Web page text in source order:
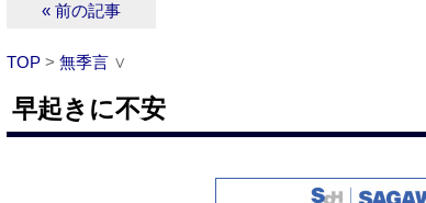
« 前の記事
TOP > 無季言 ∨
早起きに不安